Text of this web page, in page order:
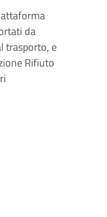
da
trasporto, e
Rifiuto